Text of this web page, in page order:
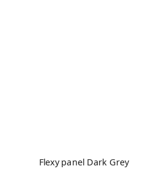
Flexy panel Dark Grey